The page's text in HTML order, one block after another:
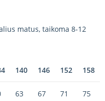
matus, taikoma 8-12
140 146 152 158
63 67 71 75